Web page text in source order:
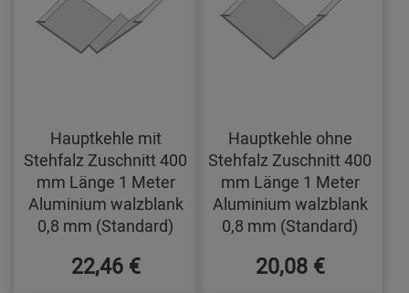
Hauptkehle mit
Stehfalz Zuschnitt 400
mm Länge 1 Meter
Aluminium walzblank
0,8 mm (Standard)
22,46 €
Hauptkehle ohne
Stehfalz Zuschnitt 400
mm Länge 1 Meter
Aluminium walzblank
0,8 mm (Standard)
20,08 €